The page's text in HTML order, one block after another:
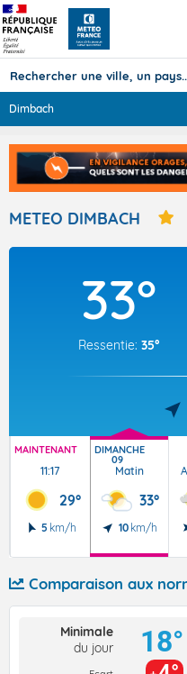
TOUS
Dimbach
METEO DIMBACH
33°
Ressentie: 35°
MAINTENANT
11:17
29°
5 km/h
DIMANCHE
09
Matin
33°
10 km/h
Comparaison aux
Minimale
du jour
18°